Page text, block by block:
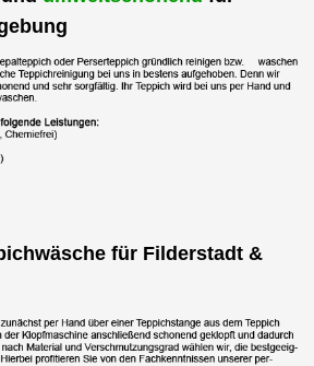
für Filderstadt &